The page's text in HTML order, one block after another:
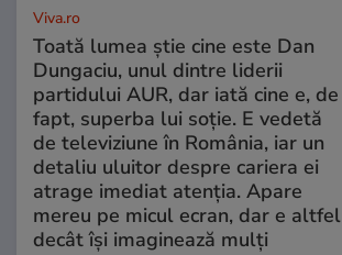
Viva.ro
Toată lumea știe cine este Dan
Dungaciu, unul dintre liderii
partidului AUR, dar iată cine e, de
fapt, superba lui soție. E vedetă
de televiziune în România, iar un
detaliu uluitor despre cariera ei
atrage imediat atenția. Apare
mereu pe micul ecran, dar e altfel
decât își imaginează mulți